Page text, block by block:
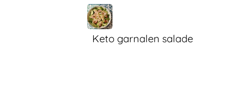
Keto garnalen salade